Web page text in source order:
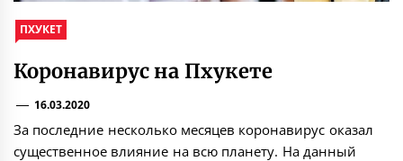
ПХУКЕТ
Коронавирус на Пхукете
16.03.2020
За последние несколько месяцев коронавирус оказал
существенное влияние на всю планету. На данный